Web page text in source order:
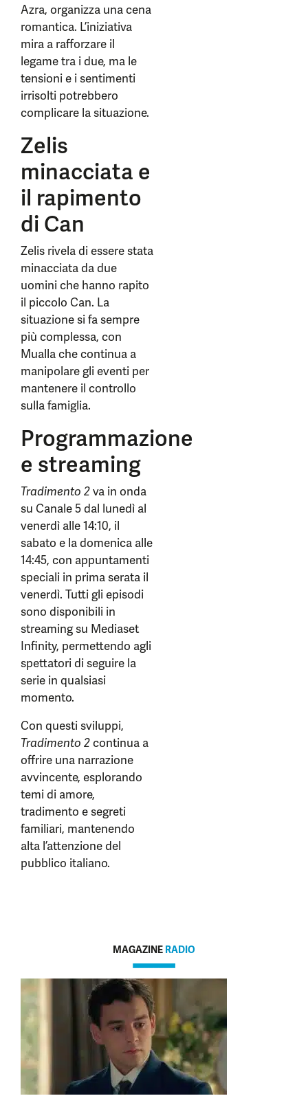
Azra, organizza una cena
romantica. L’iniziativa
mira a rafforzare il
legame tra i due, ma le
tensioni e i sentimenti
irrisolti potrebbero
complicare la situazione.
Zelis
minacciata e
il rapimento
di Can
Zelis rivela di essere stata
minacciata da due
uomini che hanno rapito
il piccolo Can. La
situazione si fa sempre
più complessa, con
Mualla che continua a
manipolare gli eventi per
mantenere il controllo
sulla famiglia.
Programmazione
e streaming
Tradimento 2va in onda
su Canale 5 dal lunedì al
venerdì alle 14:10, il
sabato e la domenica alle
14:45, con appuntamenti
speciali in prima serata il
venerdì. Tutti gli episodi
sono disponibili in
streaming su Mediaset
Infinity, permettendo agli
spettatori di seguire la
serie in qualsiasi
momento.
Con questi sviluppi,
Tradimento 2continua a
offrire una narrazione
avvincente, esplorando
temi di amore,
tradimento e segreti
familiari, mantenendo
alta l’attenzione del
pubblico italiano.
MAGAZINE RADIO